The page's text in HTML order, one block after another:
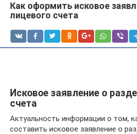
Как оформить исковое
лицевого счета
Исковое заявление о
счета
Актуальность информации о том,
составить исковое заявление о